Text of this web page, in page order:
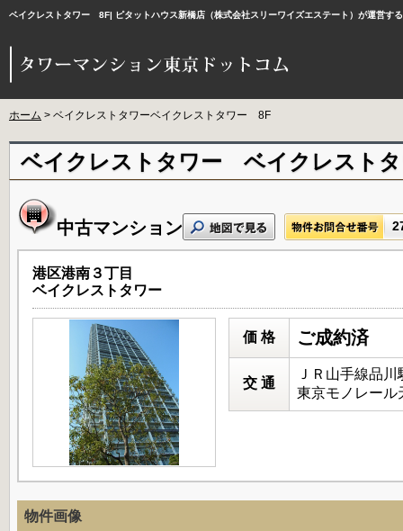
ベイクレストタワー 8F| ピタットハウス新橋店（株式会社スリーワイズエステート）が運営す
ホーム > ベイクレストタワーベイクレストタワー 8F
ベイクレストタワー ベイクレスト
中古マンション
港区港南３丁目
ベイクレストタワー
価 格 ご成約済
交 通
ＪＲ山手線品
東京モノレール
物件画像